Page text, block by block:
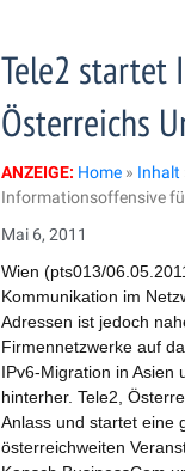
Tele2 startet
Österreichs
ANZEIGE: Home » Inhalt
Informationsoffensive
Mai 6, 2011
Wien (pts013/
Kommunikation im
Adressen ist jedoch
Firmennetzwerke auf
IPv6-Migration in Asien
hinterher. Tele2,
Anlass und startet eine
österreichweiten